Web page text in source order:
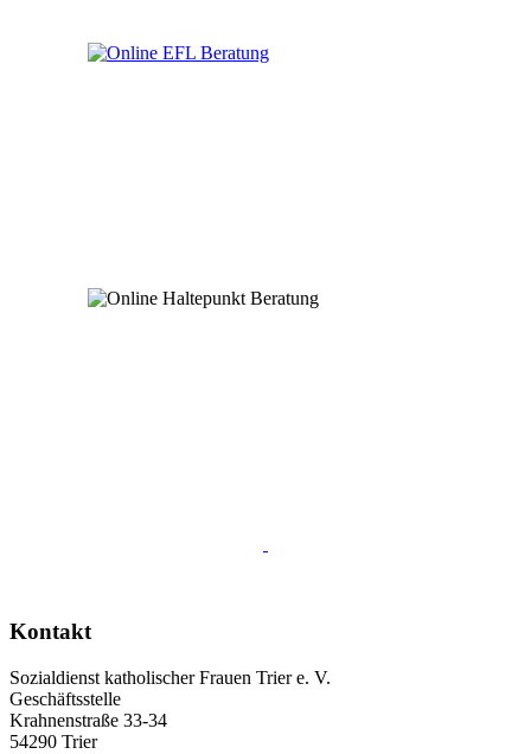
Kontakt
Sozialdienst katholischer Frauen Trier e. V.
Geschäftsstelle
Krahnenstraße 33-34
54290 Trier